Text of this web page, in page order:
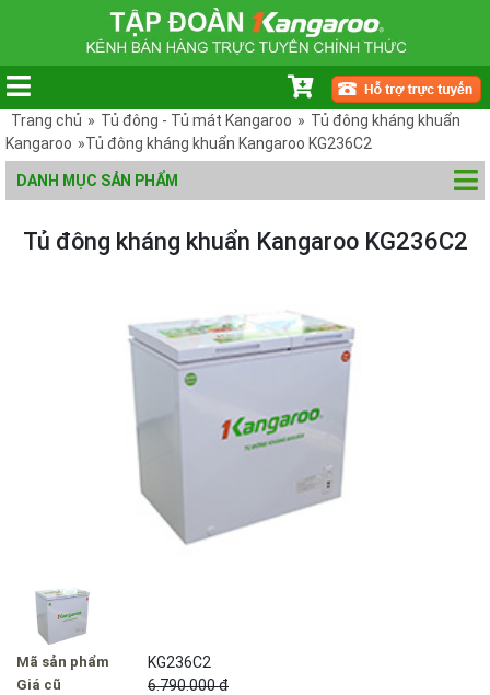
Trang chủ » Tủ đông - Tủ mát Kangaroo » Tủ đông kháng khuẩn
Kangaroo »Tủ đông kháng khuẩn Kangaroo KG236C2
DANH MỤC SẢN PHẨM
Tủ đông kháng khuẩn Kangaroo KG236C2
Mã sản phẩm KG236C2
Giá cũ 6.790.000 đ